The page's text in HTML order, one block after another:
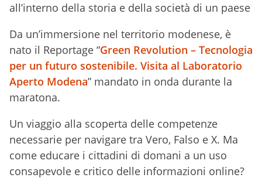
all’interno della storia e della società di un paese
Da un’immersione nel territorio modenese, è
nato il Reportage “Green Revolution – Tecnologia
per un futuro sostenibile. Visita al Laboratorio
Aperto Modena” mandato in onda durante la
maratona.
Un viaggio alla scoperta delle competenze
necessarie per navigare tra Vero, Falso e X. Ma
come educare i cittadini di domani a un uso
consapevole e critico delle informazioni online?